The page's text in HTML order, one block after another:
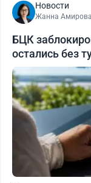
Новости
Жанна Амирова
БЦК
остались без